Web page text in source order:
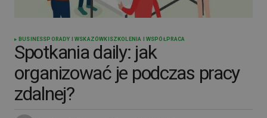
BUSINESS PORADY I WSKAZÓWKI SZKOLENIA I WSPÓŁPRACA
Spotkania daily: jak
organizować je podczas pracy
zdalnej?